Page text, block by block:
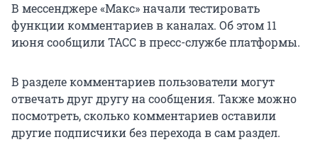
В мессенджере «Макс» начали тестировать
функции комментариев в каналах. Об этом 11
июня сообщили ТАСС в пресс-службе платформы.
В разделе комментариев пользователи могут
отвечать друг другу на сообщения. Также можно
посмотреть, сколько комментариев оставили
другие подписчики без перехода в сам раздел.